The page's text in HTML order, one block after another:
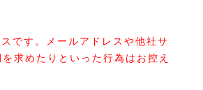
です。メールアドレスや他社サ
求めたりといった行為はお控え